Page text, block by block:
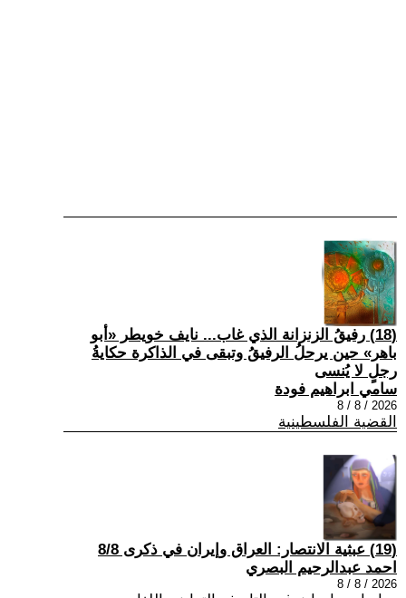
(18) رفيقُ الزنزانة الذي غاب... نايف خويطر «أبو
باهر» حين يرحلُ الرفيقُ وتبقى في الذاكرة حكايةُ
رجلٍ لا يُنسى
سامي ابراهيم فودة
2026 / 8 / 8
القضية الفلسطينية
(19) عبثية الانتصار: العراق وإيران في ذكرى 8/8
احمد عبدالرحيم البصري
2026 / 8 / 8